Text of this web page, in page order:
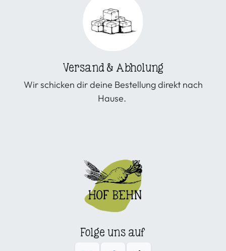
Versand & Abholung
Wir schicken dir deine Bestellung direkt nach
Hause.
Folge uns auf